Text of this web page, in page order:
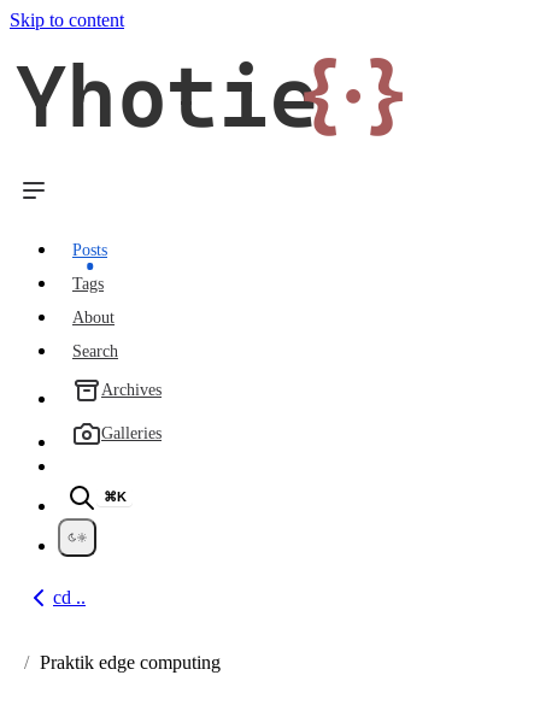
Skip to content
Yhotie{·}
Posts
Tags
About
Search
Archives
Galleries
⌘K
cd ..
Go back
Praktik edge computing